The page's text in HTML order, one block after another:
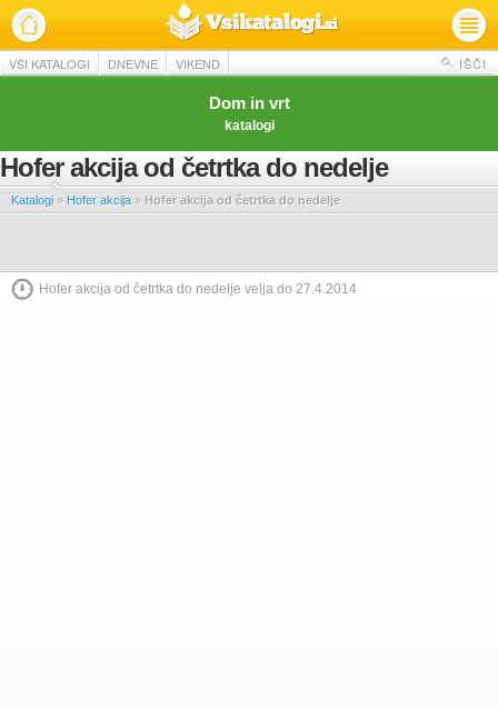
VSI KATALOGI DNEVNE VIKEND IŠČI
Dom in vrt
katalogi
Hofer akcija od četrtka do nedelje
Katalogi » Hofer akcija » Hofer akcija od četrtka do nedelje
Hofer akcija od četrtka do nedelje velja do 27.4.2014